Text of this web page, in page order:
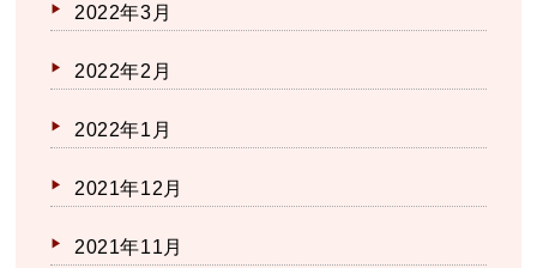
2022年3月
2022年2月
2022年1月
2021年12月
2021年11月